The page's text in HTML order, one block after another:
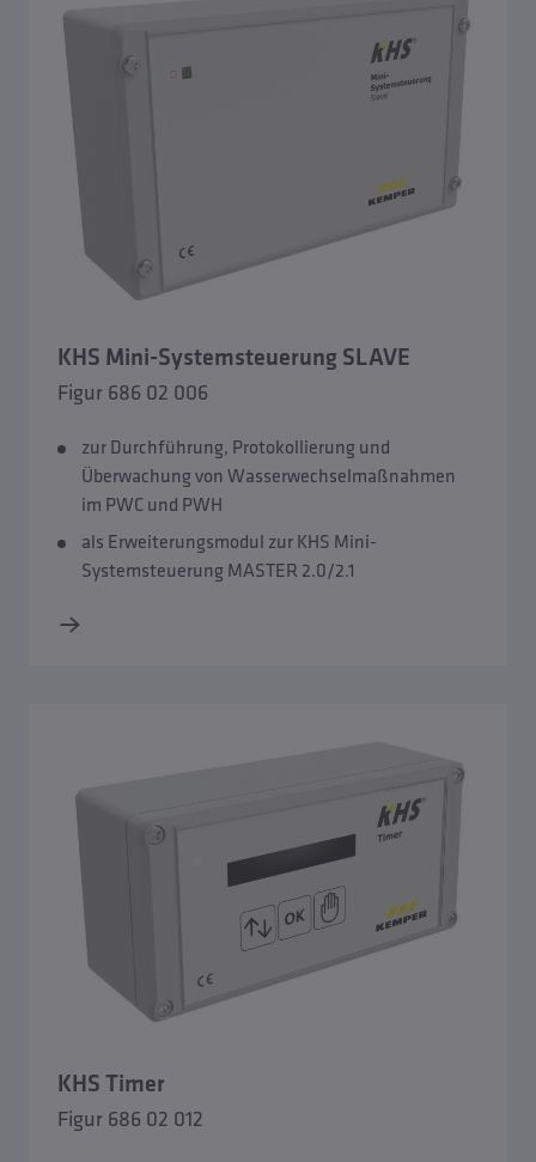
KHS Mini-Systemsteuerung SLAVE
Figur 686 02 006
zur Durchführung, Protokollierung und
Überwachung von Wasserwechselmaßnahmen
im PWC und PWH
als Erweiterungsmodul zur KHS Mini-
Systemsteuerung MASTER 2.0/2.1
KHS Timer
Figur 686 02 012